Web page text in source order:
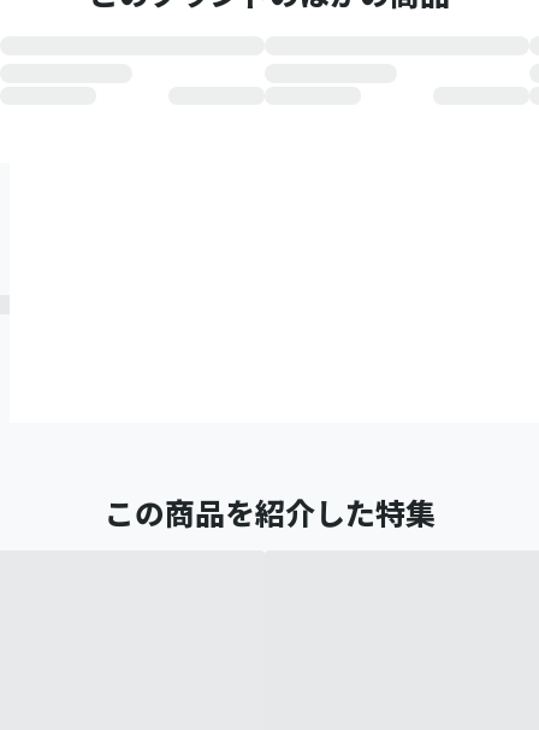
この商品を紹介した特集